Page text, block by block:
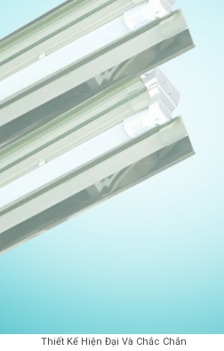
Thiết Kế Hiện Đại Và Chắc Chắn